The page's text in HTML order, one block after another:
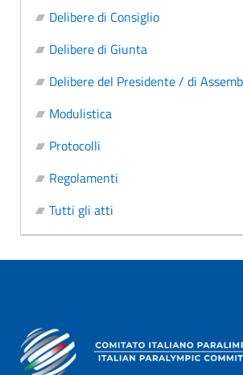
Delibere di Consiglio
Delibere di Giunta
Delibere del Presidente / di
Modulistica
Protocolli
Regolamenti
Tutti gli atti